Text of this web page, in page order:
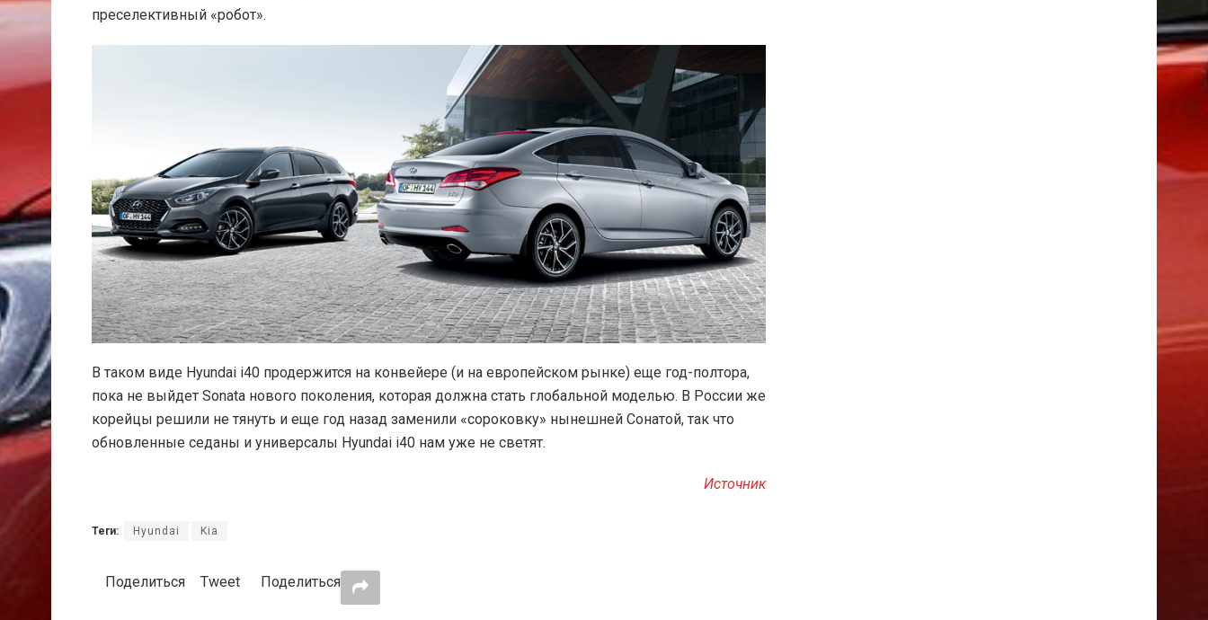
преселективный «робот».
В таком виде Hyundai i40 продержится на конвейере (и на европейском рынке) еще год-полтора,
пока не выйдет Sonata нового поколения, которая должна стать глобальной моделью. В России же
корейцы решили не тянуть и еще год назад заменили «сороковку» нынешней Сонатой, так что
обновленные седаны и универсалы Hyundai i40 нам уже не светят.
Источник
Теги: Hyundai Kia
Поделиться Tweet Поделиться